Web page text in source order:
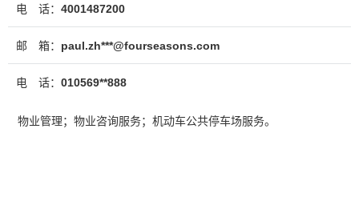
电 话： 4001487200
邮 箱： paul.zh***@fourseasons.com
电 话： 010569**888
物业管理；物业咨询服务；机动车公共停车场服务。